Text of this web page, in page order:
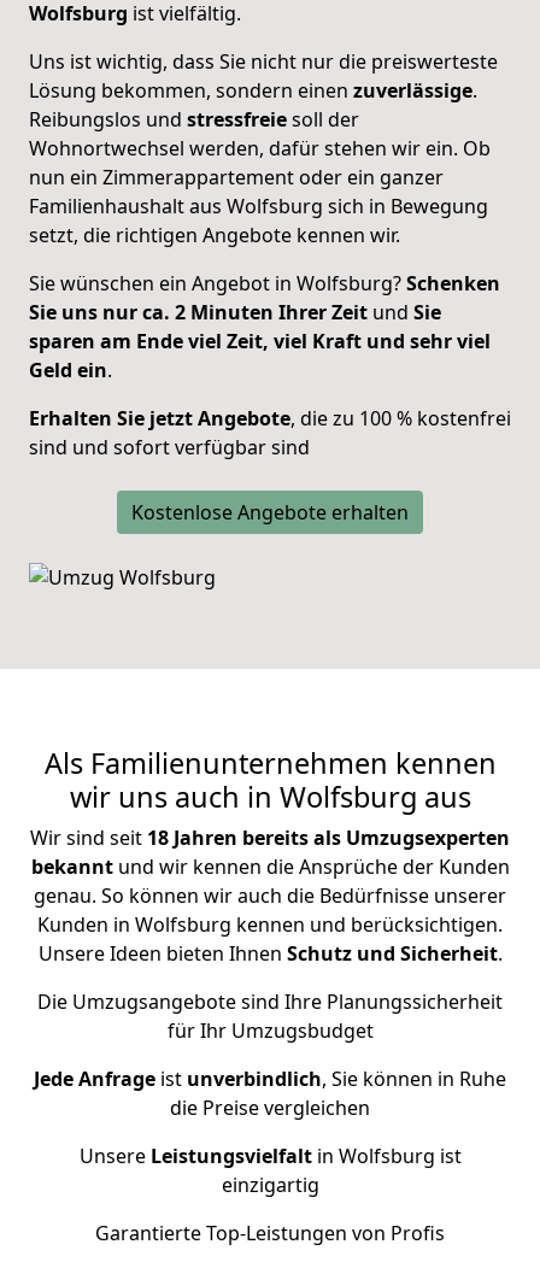
Wolfsburg ist vielfältig.
Uns ist wichtig, dass Sie nicht nur die preiswerteste
Lösung bekommen, sondern einen zuverlässige.
Reibungslos und stressfreiesoll der
Wohnortwechsel werden, dafür stehen wir ein. Ob
nun ein Zimmerappartement oder ein ganzer
Familienhaushalt aus Wolfsburg sich in Bewegung
setzt, die richtigen Angebote kennen wir.
Sie wünschen ein Angebot in Wolfsburg?Schenken
Sie uns nur ca. 2 Minuten Ihrer Zeit und Sie
sparen am Ende viel Zeit, viel Kraft und sehr viel
Geld ein.
Erhalten Sie jetzt Angebote, die zu 100 % kostenfrei
sind und sofort verfügbar sind
Kostenlose Angebote erhalten
Als Familienunternehmen kennen
wir uns auch in Wolfsburg aus
Wir sind seit 18 Jahren bereits als Umzugsexperten
bekannt und wir kennen die Ansprüche der Kunden
genau. So können wir auch die Bedürfnisse unserer
Kunden in Wolfsburg kennen und berücksichtigen.
Unsere Ideen bieten Ihnen Schutz und Sicherheit.
Die Umzugsangebote sind Ihre Planungssicherheit
für Ihr Umzugsbudget
Jede Anfrage ist unverbindlich, Sie können in Ruhe
die Preise vergleichen
Unsere Leistungsvielfaltin Wolfsburg ist
einzigartig
Garantierte Top-Leistungen von Profis